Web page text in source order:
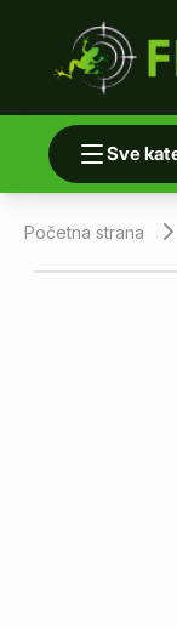
Sve
Početna strana